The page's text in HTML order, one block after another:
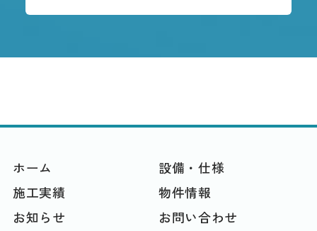
ホーム
設備・仕様
施工実績
物件情報
お知らせ
お問い合わせ